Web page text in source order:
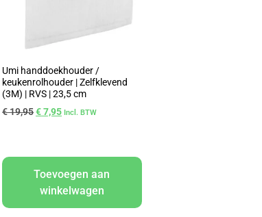
Umi handdoekhouder /
keukenrolhouder | Zelfklevend
(3M) | RVS | 23,5 cm
€19,95€7,95 Incl. BTW
Toevoegen aan
winkelwagen